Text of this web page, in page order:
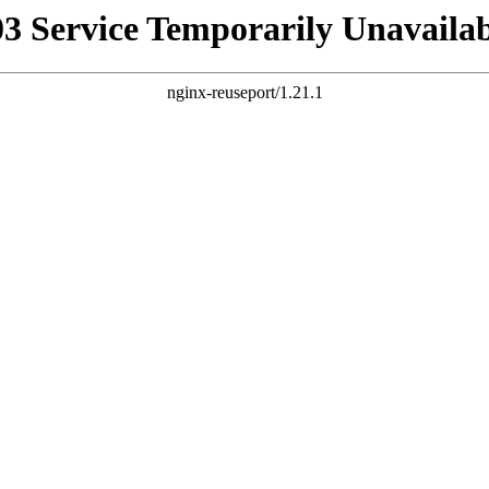
Service Temporarily
nginx-reuseport/1.21.1